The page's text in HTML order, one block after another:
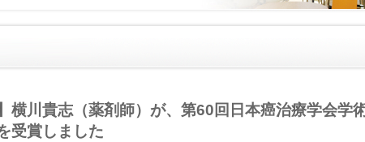
横川貴志（薬剤師）が、第60回日本癌治療学会学
受賞しました